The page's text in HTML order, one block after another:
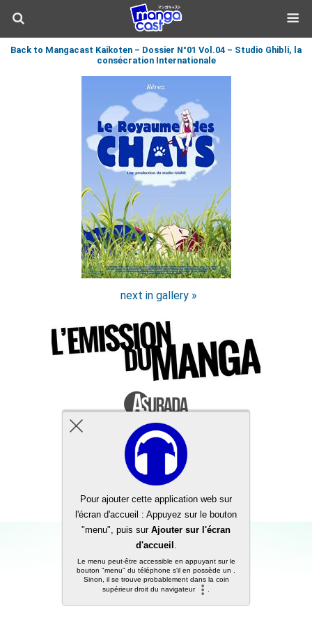
Back to Mangacast Kaikoten – Dossier N°01 Vol.04 – Studio Ghibli, la
consécration Internationale
next in gallery »
Back to top